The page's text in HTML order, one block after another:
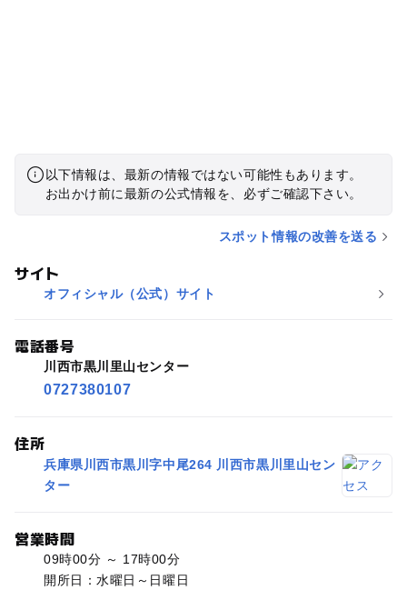
以下情報は、最新の情報ではない可能性もあります。
お出かけ前に最新の公式情報を、必ずご確認下さい。
スポット情報の改善を送る
サイト
オフィシャル（公式）サイト
電話番号
川西市黒川里山センター
0727380107
住所
兵庫県川西市黒川字中尾264 川西市黒川里山セン
ター
営業時間
09時00分 ～ 17時00分
開所日：水曜日～日曜日